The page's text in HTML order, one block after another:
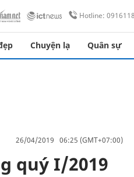
Hotline:
Chuyện lạ Quân sự
26/04/2019 06:25 (GMT+07:00)
quý I/2019